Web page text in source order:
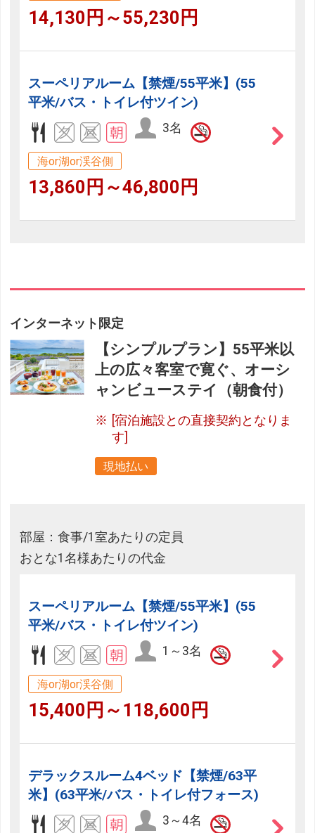
14,130円～55,230円
スーペリアルーム【禁煙/55平米】(55
平米/バス・トイレ付ツイン)
3名
海or湖or渓谷側
13,860円～46,800円
インターネット限定
【シンプルプラン】55平米以
上の広々客室で寛ぐ、オーシ
ャンビューステイ（朝食付）
[宿泊施設との直接契約となりま
す]
現地払い
部屋：食事/1室あたりの定員
おとな1名様あたりの代金
スーペリアルーム【禁煙/55平米】(55
平米/バス・トイレ付ツイン)
1～3名
海or湖or渓谷側
15,400円～118,600円
デラックスルーム4ベッド【禁煙/63平
米】(63平米/バス・トイレ付フォース)
3～4名